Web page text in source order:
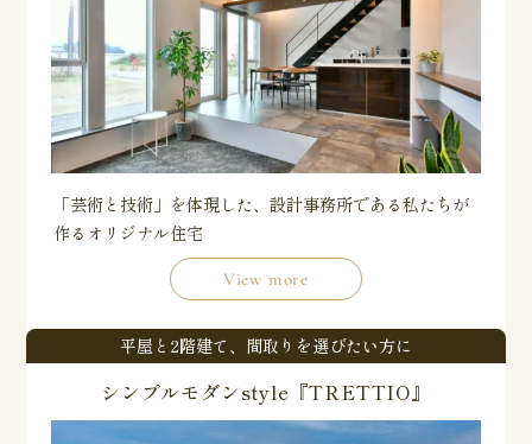
「芸術と技術」を体現した、設計事務所である私たちが
作るオリジナル住宅
View more
平屋と2階建て、間取りを選びたい方に
シンプルモダンstyle『TRETTIO』